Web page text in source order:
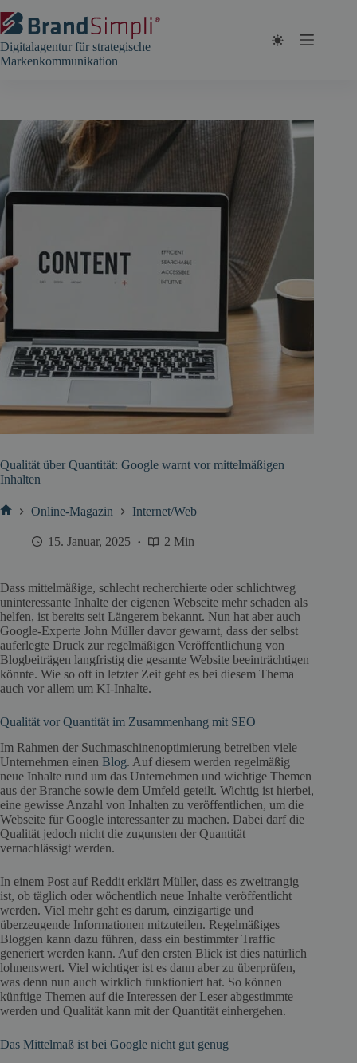
Inhalt
springen
Digitalagentur für strategische
Markenkommunikation
Qualität über Quantität: Google warnt vor mittelmäßigen
Inhalten
Online-Magazin Internet/Web
15. Januar, 2025 2 Min
Dass mittelmäßige, schlecht recherchierte oder schlichtweg
uninteressante Inhalte der eigenen Webseite mehr schaden als
helfen, ist bereits seit Längerem bekannt. Nun hat aber auch
Google-Experte John Müller davor gewarnt, dass der selbst
auferlegte Druck zur regelmäßigen Veröffentlichung von
Blogbeiträgen langfristig die gesamte Website beeinträchtigen
könnte. Wie so oft in letzter Zeit geht es bei diesem Thema
auch vor allem um KI-Inhalte.
Qualität vor Quantität im Zusammenhang mit SEO
Im Rahmen der Suchmaschinenoptimierung betreiben viele
Unternehmen einen Blog. Auf diesem werden regelmäßig
neue Inhalte rund um das Unternehmen und wichtige Themen
aus der Branche sowie dem Umfeld geteilt. Wichtig ist hierbei,
eine gewisse Anzahl von Inhalten zu veröffentlichen, um die
Webseite für Google interessanter zu machen. Dabei darf die
Qualität jedoch nicht die zugunsten der Quantität
vernachlässigt werden.
In einem Post auf Reddit erklärt Müller, dass es zweitrangig
ist, ob täglich oder wöchentlich neue Inhalte veröffentlicht
werden. Viel mehr geht es darum, einzigartige und
überzeugende Informationen mitzuteilen. Regelmäßiges
Bloggen kann dazu führen, dass ein bestimmter Traffic
generiert werden kann. Auf den ersten Blick ist dies natürlich
lohnenswert. Viel wichtiger ist es dann aber zu überprüfen,
was denn nun auch wirklich funktioniert hat. So können
künftige Themen auf die Interessen der Leser abgestimmte
werden und Qualität kann mit der Quantität einhergehen.
Das Mittelmaß ist bei Google nicht gut genug